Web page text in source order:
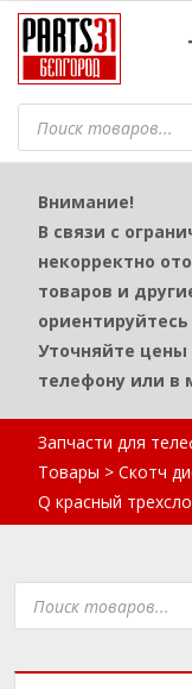
Поиск
товаров
Внимание!
В связи с
некорректно
товаров и
Уточняйте цены
телефону или в
Запчасти для
Товары > Скотч
Q красный
Поиск
товаров